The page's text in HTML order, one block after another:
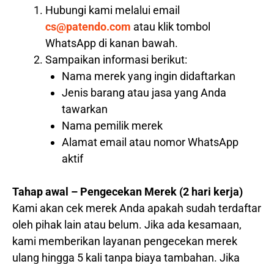
Hubungi kami melalui email
cs@patendo.com atau klik tombol
WhatsApp di kanan bawah.
Sampaikan informasi berikut:
Nama merek yang ingin didaftarkan
Jenis barang atau jasa yang Anda
tawarkan
Nama pemilik merek
Alamat email atau nomor WhatsApp
aktif
Tahap awal – Pengecekan Merek (2 hari kerja)
Kami akan cek merek Anda apakah sudah terdaftar
oleh pihak lain atau belum. Jika ada kesamaan,
kami memberikan layanan pengecekan merek
ulang hingga 5 kali tanpa biaya tambahan. Jika